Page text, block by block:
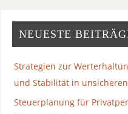
NEUESTE
Strategien zur
und Stabilität in
Steuerplanung für